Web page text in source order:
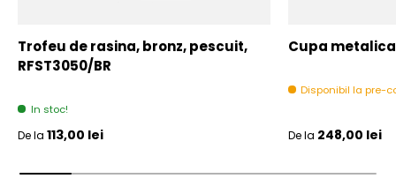
Trofeu de rasina, bronz, pescuit,
RFST3050/BR
In stoc!
Pret initial
De la 113,00 lei
Cupa
Disponibil la pre-
Pret initial
De la 248,00 lei